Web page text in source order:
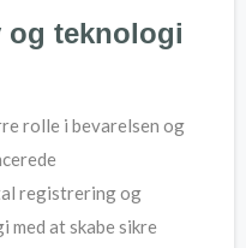
og teknologi
rolle i bevarelsen og
registrering og
at skabe sikre